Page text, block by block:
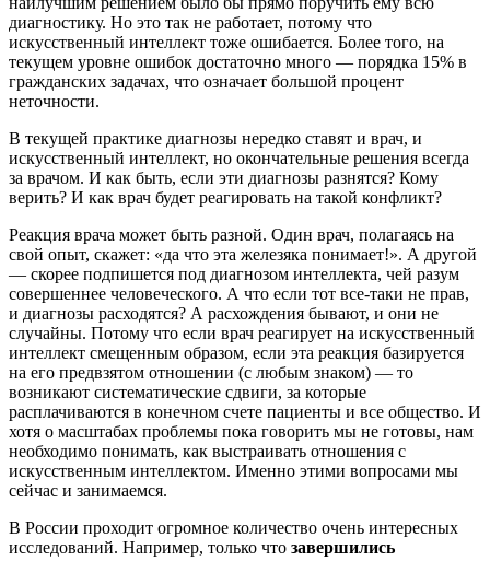
диагностику. Но это так не работает, потому что
искусственный интеллект тоже ошибается. Более того, на
текущем уровне ошибок достаточно много — порядка 15% в
гражданских задачах, что означает большой процент
неточности.
В текущей практике диагнозы нередко ставят и врач, и
искусственный интеллект, но окончательные решения всегда
за врачом. И как быть, если эти диагнозы разнятся? Кому
верить? И как врач будет реагировать на такой конфликт?
Реакция врача может быть разной. Один врач, полагаясь на
свой опыт, скажет: «да что эта железяка понимает!». А другой
— скорее подпишется под диагнозом интеллекта, чей разум
совершеннее человеческого. А что если тот все-таки не прав,
и диагнозы расходятся? А расхождения бывают, и они не
случайны. Потому что если врач реагирует на искусственный
интеллект смещенным образом, если эта реакция базируется
на его предвзятом отношении (с любым знаком) — то
возникают систематические сдвиги, за которые
расплачиваются в конечном счете пациенты и все общество. И
хотя о масштабах проблемы пока говорить мы не готовы, нам
необходимо понимать, как выстраивать отношения с
искусственным интеллектом. Именно этими вопросами мы
сейчас и занимаемся.
В России проходит огромное количество очень интересных
исследований. Например, только что завершились